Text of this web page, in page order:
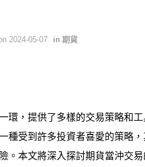
2024-05-07 in 期貨
環，提供了多樣的交易策略和
種受到許多投資者喜愛的策略
。本文將深入探討期貨當沖交